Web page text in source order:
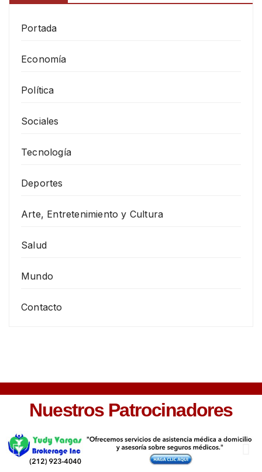
Portada
Economía
Política
Sociales
Tecnología
Deportes
Arte, Entretenimiento y Cultura
Salud
Mundo
Contacto
Nuestros Patrocinadores